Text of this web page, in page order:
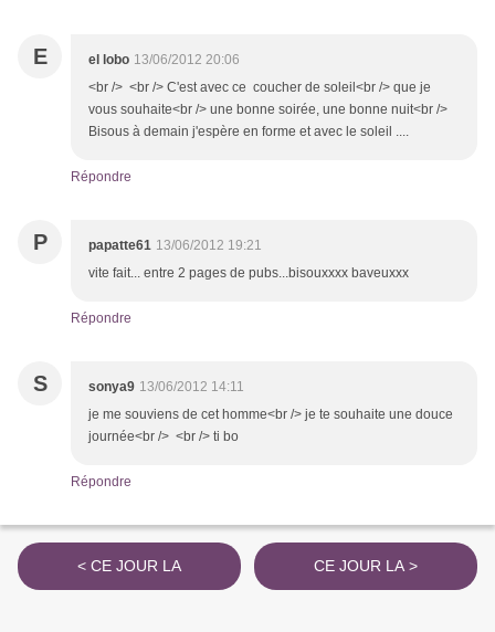
E el lobo 13/06/2012 20:06
<br /> <br /> C'est avec ce coucher de soleil<br /> que je
vous souhaite<br /> une bonne soirée, une bonne nuit<br />
Bisous à demain j'espère en forme et avec le soleil ....
Répondre
P papatte61 13/06/2012 19:21
vite fait... entre 2 pages de pubs...bisouxxxx baveuxxx
Répondre
S sonya9 13/06/2012 14:11
je me souviens de cet homme<br /> je te souhaite une douce
journée<br /> <br /> ti bo
Répondre
< CE JOUR LA CE JOUR LA >